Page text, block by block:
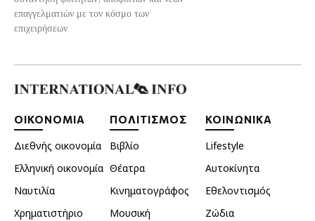
επαγγελματιών με τον κόσμο των
επιχειρήσεων
ΟΙΚΟΝΟΜΙΑ
Διεθνής οικονομία
Ελληνική οικονομία
Ναυτιλία
Χρηματιστήριο
ΠΟΛΙΤΙΣΜΟΣ
Βιβλίο
Θέατρα
Κινηματογράφος
Μουσική
ΚΟΙΝΩΝΙΚΑ
Lifestyle
Αυτοκίνητα
Εθελοντισμός
Ζώδια